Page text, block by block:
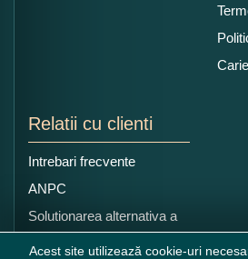
Relatii cu clienti
Intrebari frecvente
ANPC
Solutionarea alternativa a
litigiilor
Acest site utilizează cookie-uri